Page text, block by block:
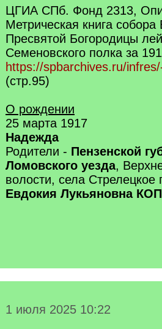
ЦГИА СПб. Фонд 2313,
Метрическая книга
Пресвятой Богородицы
Семеновского полка за
https://spbarchives.ru/
(стр.95)
О рождении
25 марта 1917
Надежда
Родители - Пензенской
Ломовского уезда,
волости, села Стрелецкое
Евдокия Лукьяновна
1 июля 2025 10:22